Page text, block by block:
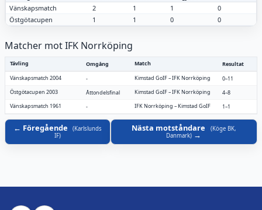
Vänskapsmatch 2 1 1
0
Östgötacupen
1 1 0 0
Matcher mot IFK Norrköping
Tävling Omgång Match
Resultat
Vänskapsmatch 2004
- Kimstad GoIF–IFK Norrköping
0–11
Östgötacupen 2003
Åttondelsfinal Kimstad GoIF–IFK Norrköping
4–8
Vänskapsmatch 1961
- IFK Norrköping –Kimstad GoIF 1–1
Föregående (Karlslunds
IF)
Nästa motståndare (Köge BK,
Danmark)